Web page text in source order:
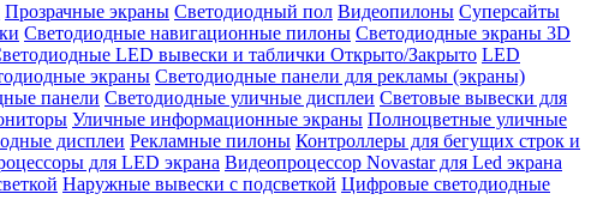
Прозрачные экраны Светодиодный пол Видеопилоны Суперсайты
Светодиодные навигационные пилоны Светодиодные экраны 3D
LED вывески и таблички Открыто/Закрыто LED
экраны Светодиодные панели для рекламы (экраны)
панели Светодиодные уличные дисплеи Световые вывески для
Уличные информационные экраны Полноцветные уличные
дисплеи Рекламные пилоны Контроллеры для бегущих строк и
для LED экрана Видеопроцессор Novastar для Led экрана
Наружные вывески с подсветкой Цифровые светодиодные